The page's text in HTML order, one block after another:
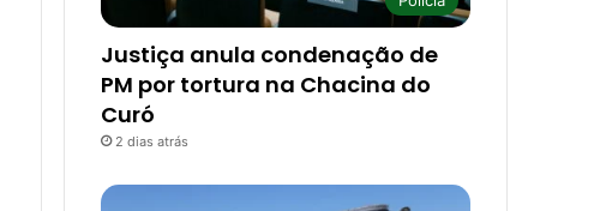
Justiça anula condenação de
PM por tortura na Chacina do
Curó
2 dias atrás